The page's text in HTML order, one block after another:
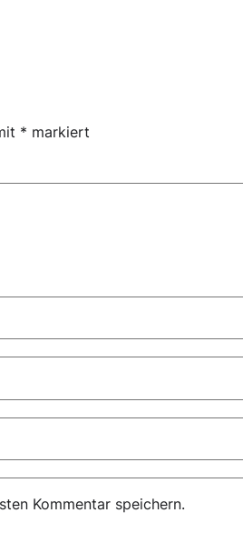
* markiert
Kommentar speichern.